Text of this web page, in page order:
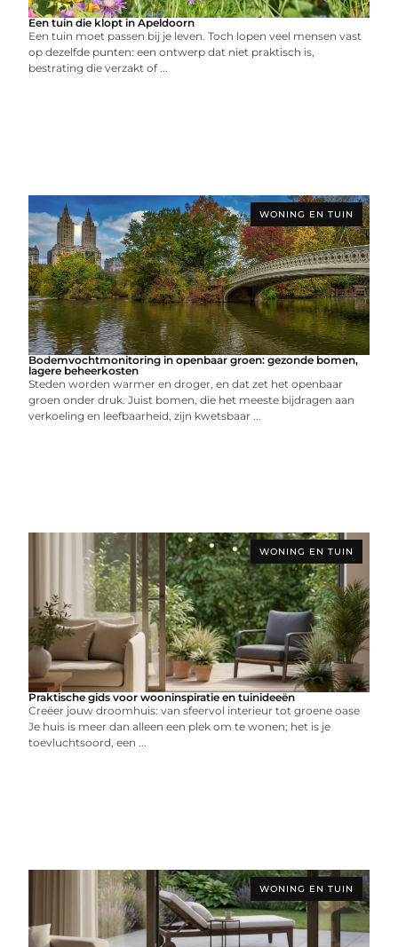
Een tuin die klopt in Apeldoorn
Een tuin moet passen bij je leven. Toch lopen veel mensen vast
op dezelfde punten: een ontwerp dat niet praktisch is,
bestrating die verzakt of ...
WONING EN TUIN
Bodemvochtmonitoring in openbaar groen: gezonde bomen,
lagere beheerkosten
Steden worden warmer en droger, en dat zet het openbaar
groen onder druk. Juist bomen, die het meeste bijdragen aan
verkoeling en leefbaarheid, zijn kwetsbaar ...
WONING EN TUIN
Praktische gids voor wooninspiratie en tuinideeën
Creëer jouw droomhuis: van sfeervol interieur tot groene oase
Je huis is meer dan alleen een plek om te wonen; het is je
toevluchtsoord, een ...
WONING EN TUIN